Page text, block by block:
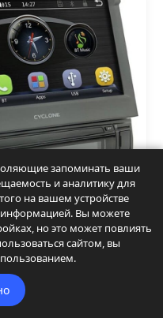
1DIN и
лучшую
это было просто
«магнитола»
радио и кассет.
запоминать ваши
и аналитику для
на вашем устройстве
Вы можете
но это может повлиять
сайтом, вы